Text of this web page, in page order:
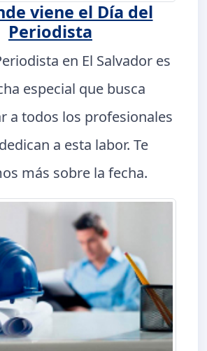
viene el Día del
Periodista
en El Salvador es
especial que busca
a todos los profesionales
a esta labor. Te
más sobre la fecha.